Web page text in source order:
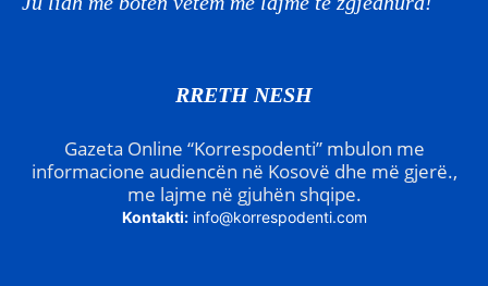
RRETH NESH
Gazeta Online “Korrespodenti” mbulon me
informacione audiencën në Kosovë dhe më gjerë.,
me lajme në gjuhën shqipe.
Kontakti: info@korrespodenti.com